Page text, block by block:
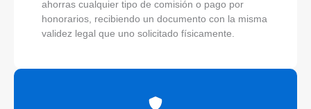
ahorras cualquier tipo de comisión o pago por
honorarios, recibiendo un documento con la misma
validez legal que uno solicitado físicamente.